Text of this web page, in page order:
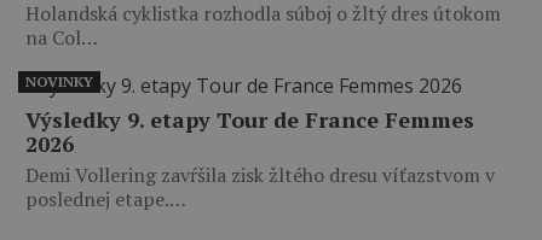
Holandská cyklistka rozhodla súboj o žltý dres útokom
na Col…
Výsledky 9. etapy Tour de France Femmes
2026
Demi Vollering zavŕšila zisk žltého dresu víťazstvom v
poslednej etape.…
NOVINKY